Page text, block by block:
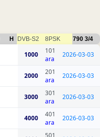
H DVB-S2 8PSK 790 3/4
1000
101
ara
2026-03-03
2000
201
ara
2026-03-03
3000
301
ara
2026-03-03
4000
401
ara
2026-03-03